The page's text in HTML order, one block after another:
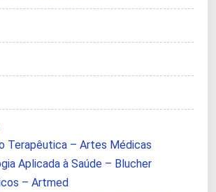
Terapêutica – Artes Médicas
Aplicada à Saúde – Blucher
– Artmed